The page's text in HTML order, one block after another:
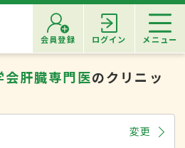
会員登録 ログイン メニュー
肝臓専門医のクリニッ
変更